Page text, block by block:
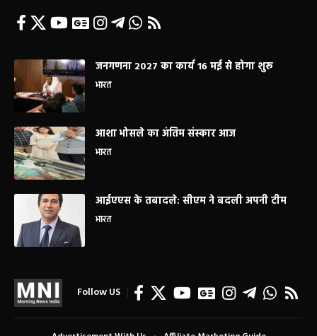
जनगणना 2027 का कार्य 16 मई से होगा शुरू
भारत
आशा भोसले का अंतिम संस्कार आज
भारत
आईएएस के तबादले: सीएम ने बदली अपनी टीम
भारत
Follow US